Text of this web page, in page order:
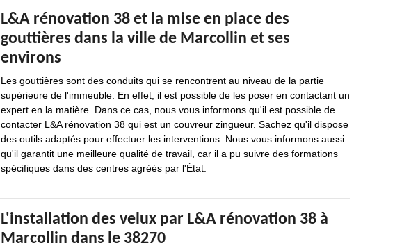
L&A rénovation 38 et la mise en place des
gouttières dans la ville de Marcollin et ses
environs
Les gouttières sont des conduits qui se rencontrent au niveau de la partie
supérieure de l'immeuble. En effet, il est possible de les poser en contactant un
expert en la matière. Dans ce cas, nous vous informons qu'il est possible de
contacter L&A rénovation 38 qui est un couvreur zingueur. Sachez qu'il dispose
des outils adaptés pour effectuer les interventions. Nous vous informons aussi
qu'il garantit une meilleure qualité de travail, car il a pu suivre des formations
spécifiques dans des centres agréés par l'État.
L'installation des velux par L&A rénovation 38 à
Marcollin dans le 38270